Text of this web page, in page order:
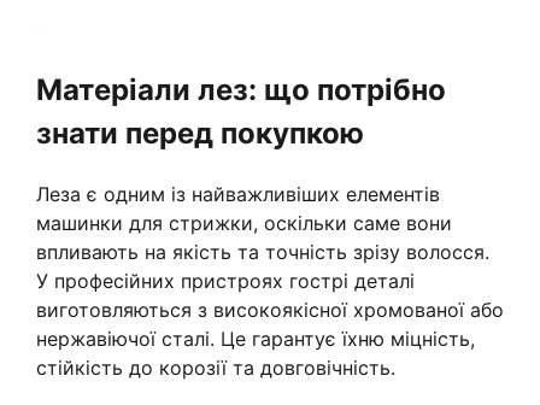
Матеріали лез: що потрібно
знати перед покупкою
Леза є одним із найважливіших елементів
машинки для стрижки, оскільки саме вони
впливають на якість та точність зрізу волосся.
У професійних пристроях гострі деталі
виготовляються з високоякісної хромованої або
нержавіючої сталі. Це гарантує їхню міцність,
стійкість до корозії та довговічність.